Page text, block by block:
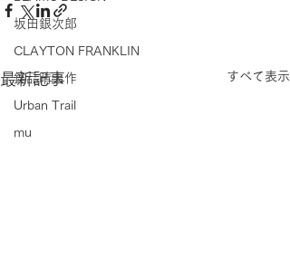
坂田銀次郎
CLAYTON FRANKLIN
銘品晴夫作
Urban Trail
mu
最新記事 すべて表示